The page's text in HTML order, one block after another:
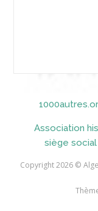
AICI (ou AISSI)
AIDI
AININE
Association
siège social
Copyright 2026 ©